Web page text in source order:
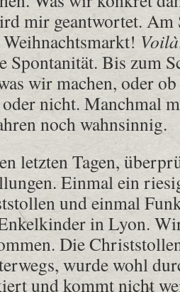
mir geantwortet.
Voilà
Spontanität. Bis zum
wir machen, oder
nicht. Manchmal
noch wahnsinnig.
letzten Tagen,
Einmal ein
und einmal
in Lyon.
Die
wurde wohl
und kommt nicht